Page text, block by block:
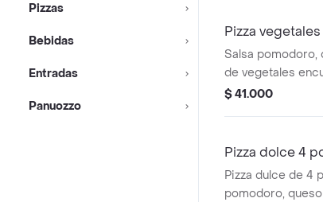
Pizzas
Bebidas
Entradas
Panuozzo
Pizza
Salsa pomodoro,
de vegetales
semillas.
$ 41.000
Pizza dolce 4
Pizza dulce de 4
pomodoro,